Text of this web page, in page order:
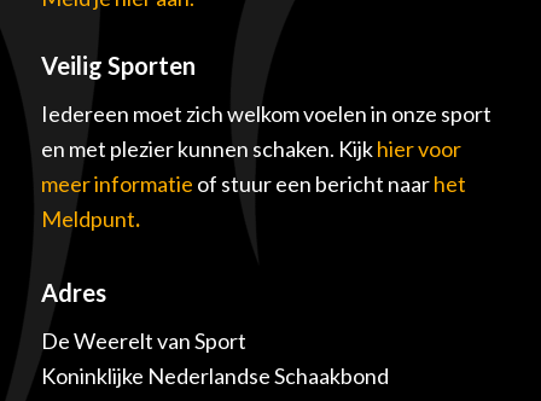
Veilig Sporten
Iedereen moet zich welkom voelen in onze sport
en met plezier kunnen schaken. Kijkhier voor
meer informatie of stuur een bericht naarhet
Meldpunt.
Adres
De Weerelt van Sport
Koninklijke Nederlandse Schaakbond